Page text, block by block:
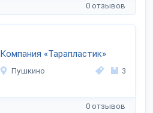
0 отзывов
Компания «Тарапластик»
Пушкино 3
0 отзывов